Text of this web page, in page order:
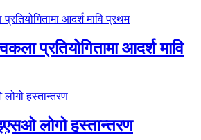
प्रतियोगितामा आदर्श मावि
लोगो हस्तान्तरण